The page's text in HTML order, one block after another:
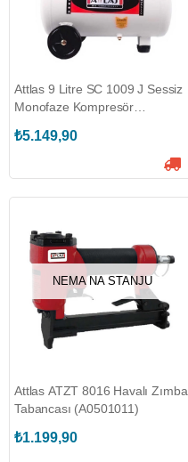
Attlas 9 Litre SC 1009 J Sessiz
Monofaze Kompresör
₺5.149,90
NEMA NA STANJU
Attlas ATZT 8016 Havalı Zımba
Tabancası (A0501011)
₺1.199,90